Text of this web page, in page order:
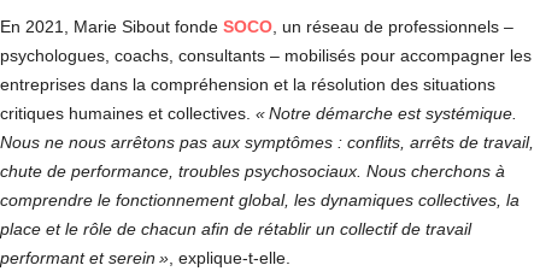
En 2021, Marie Sibout fonde SOCO , un réseau de professionnels –
psychologues, coachs, consultants – mobilisés pour accompagner les
entreprises dans la compréhension et la résolution des situations
critiques humaines et collectives. « Notre démarche est systémique.
Nous ne nous arrêtons pas aux symptômes : conflits, arrêts de travail,
chute de performance, troubles psychosociaux. Nous cherchons à
comprendre le fonctionnement global, les dynamiques collectives, la
place et le rôle de chacun afin de rétablir un collectif de travail
performant et serein » , explique-t-elle.